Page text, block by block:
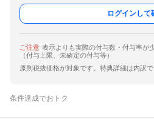
ログインして
ご注意 表示よりも実際の付与数・付与率が
（付与上限、未確定の付与等）
原則税抜価格が対象です。特典詳細は内訳で
条件達成でおトク